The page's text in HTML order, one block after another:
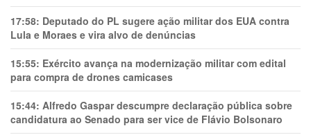
17:58: Deputado do PL sugere ação militar dos EUA contra
Lula e Moraes e vira alvo de denúncias
15:55: Exército avança na modernização militar com edital
para compra de drones camicases
15:44: Alfredo Gaspar descumpre declaração pública sobre
candidatura ao Senado para ser vice de Flávio Bolsonaro